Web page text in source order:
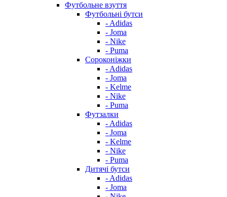
Футбольне взуття
Футбольні бутси
- Adidas
- Joma
- Nike
- Puma
Сороконіжки
- Adidas
- Joma
- Kelme
- Nike
- Puma
Футзалки
- Adidas
- Joma
- Kelme
- Nike
- Puma
Дитячі бутси
- Adidas
- Joma